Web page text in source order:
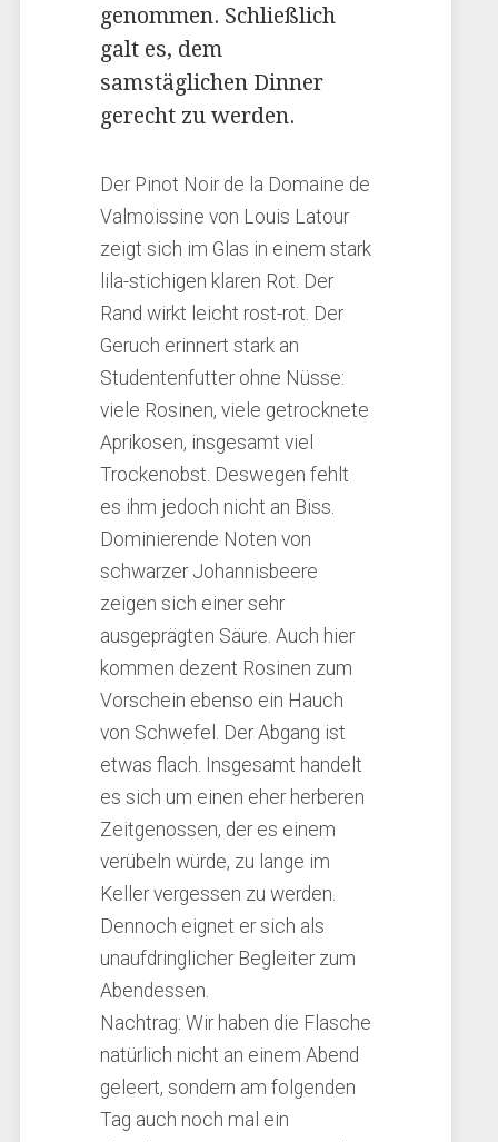
genommen. Schließlich
galt es, dem
samstäglichen Dinner
gerecht zu werden.
Der Pinot Noir de la Domaine de
Valmoissine von Louis Latour
zeigt sich im Glas in einem stark
lila-stichigen klaren Rot. Der
Rand wirkt leicht rost-rot. Der
Geruch erinnert stark an
Studentenfutter ohne Nüsse:
viele Rosinen, viele getrocknete
Aprikosen, insgesamt viel
Trockenobst. Deswegen fehlt
es ihm jedoch nicht an Biss.
Dominierende Noten von
schwarzer Johannisbeere
zeigen sich einer sehr
ausgeprägten Säure. Auch hier
kommen dezent Rosinen zum
Vorschein ebenso ein Hauch
von Schwefel. Der Abgang ist
etwas flach. Insgesamt handelt
es sich um einen eher herberen
Zeitgenossen, der es einem
verübeln würde, zu lange im
Keller vergessen zu werden.
Dennoch eignet er sich als
unaufdringlicher Begleiter zum
Abendessen.
Nachtrag: Wir haben die Flasche
natürlich nicht an einem Abend
geleert, sondern am folgenden
Tag auch noch mal ein